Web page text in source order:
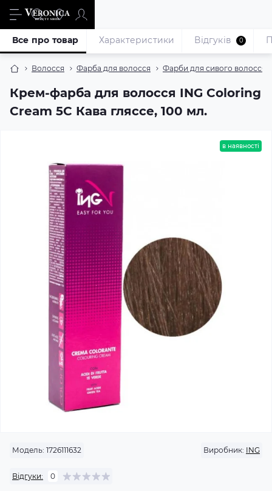
Волосся Фарба для волосся Фарби для сивого волосся
Крем-фарба для волосся ING Coloring
Cream 5С Кава гляссе, 100 мл.
Все про товар Характеристики Відгуків 0
в наявності
Модель: 1726111632 Виробник: ING
Відгуки: 0